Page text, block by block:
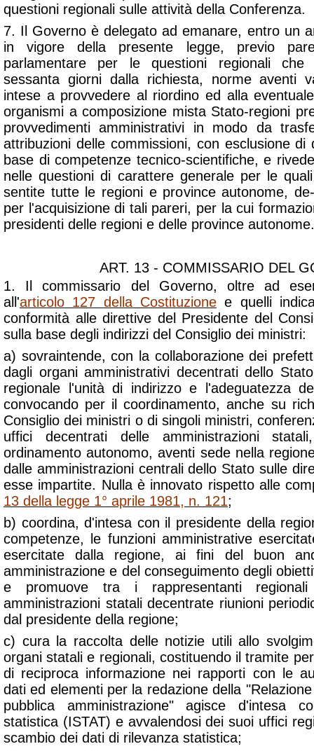
questioni regionali sulle attività della Conferenza.
7. Il Governo è delegato ad emanare, entro un
in vigore della presente legge, previo
parlamentare per le questioni regionali che
sessanta giorni dalla richiesta, norme aventi
intese a provvedere al riordino ed alla
organismi a composizione mista Stato-regioni
provvedimenti amministrativi in modo da
attribuzioni delle commissioni, con esclusione di
base di competenze tecnico-scientifiche, e
nelle questioni di carattere generale per le
sentite tutte le regioni e province autonome,
per l'acquisizione di tali pareri, per la cui
presidenti delle regioni e delle province autonome.
ART. 13 - COMMISSARIO DEL
1. Il commissario del Governo, oltre ad
all'articolo 127 della Costituzionee quelli
conformità alle direttive del Presidente del
sulla base degli indirizzi del Consiglio dei ministri:
a) sovraintende, con la collaborazione dei
dagli organi amministrativi decentrati dello
regionale l'unità di indirizzo e l'adeguatezza
convocando per il coordinamento, anche su
Consiglio dei ministri o di singoli ministri,
uffici decentrati delle amministrazioni
ordinamento autonomo, aventi sede nella
dalle amministrazioni centrali dello Stato sulle
esse impartite. Nulla è innovato rispetto alle
13 della legge 1° aprile 1981, n. 121;
b) coordina, d'intesa con il presidente della
competenze, le funzioni amministrative
esercitate dalla regione, ai fini del buon
amministrazione e del conseguimento degli
e promuove tra i rappresentanti
amministrazioni statali decentrate riunioni
dal presidente della regione;
c) cura la raccolta delle notizie utili allo
organi statali e regionali, costituendo il tramite
di reciproca informazione nei rapporti con le
dati ed elementi per la redazione della
pubblica amministrazione" agisce d'intesa
statistica (ISTAT) e avvalendosi dei suoi uffici
scambio dei dati di rilevanza statistica;